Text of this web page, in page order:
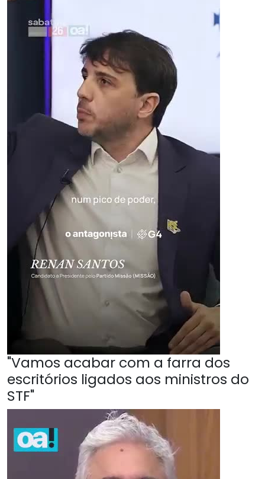
"Vamos acabar com a farra dos
escritórios ligados aos ministros do
STF"